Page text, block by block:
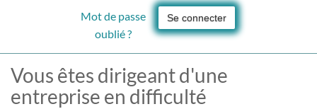
Se connecter
Mot de passe
oublié ?
Vous êtes dirigeant d'une
entreprise en difficulté